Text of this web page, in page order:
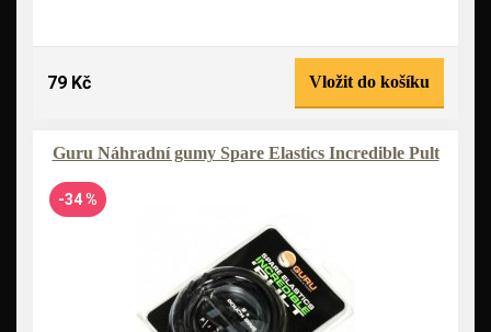
79 Kč Vložit do košíku
Guru Náhradní gumy Spare Elastics Incredible Pult
-34 %